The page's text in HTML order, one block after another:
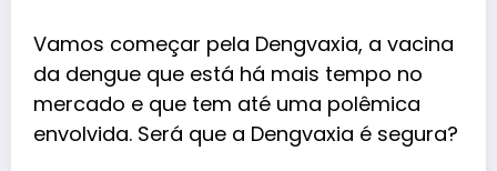
Vamos começar pela Dengvaxia, a vacina
da dengue que está há mais tempo no
mercado e que tem até uma polêmica
envolvida. Será que a Dengvaxia é segura?